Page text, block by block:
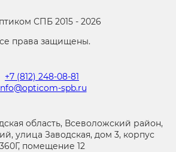
СПБ 2015 - 2026
права защищены.
+7 (812) 248-08-81
spb.ru
область, Всеволожский район,
улица Заводская, дом 3, корпус
360Г, помещение 12